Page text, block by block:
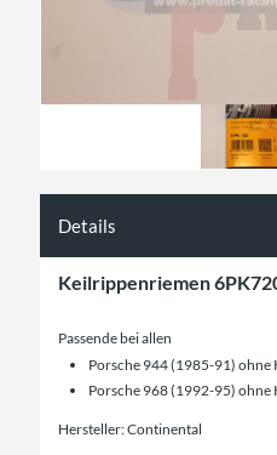
Details
Keilrippenriemen
Passende bei allen
Porsche 944 (1985-91) ohne
Porsche 968 (1992-95) ohne
Hersteller: Continental